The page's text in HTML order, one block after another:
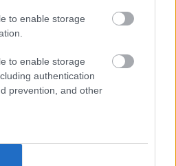
to enable storage
to enable storage
authentication
prevention, and other
is. Ez megerősíti a
az ellenállás
kijelölni és
különösen egy